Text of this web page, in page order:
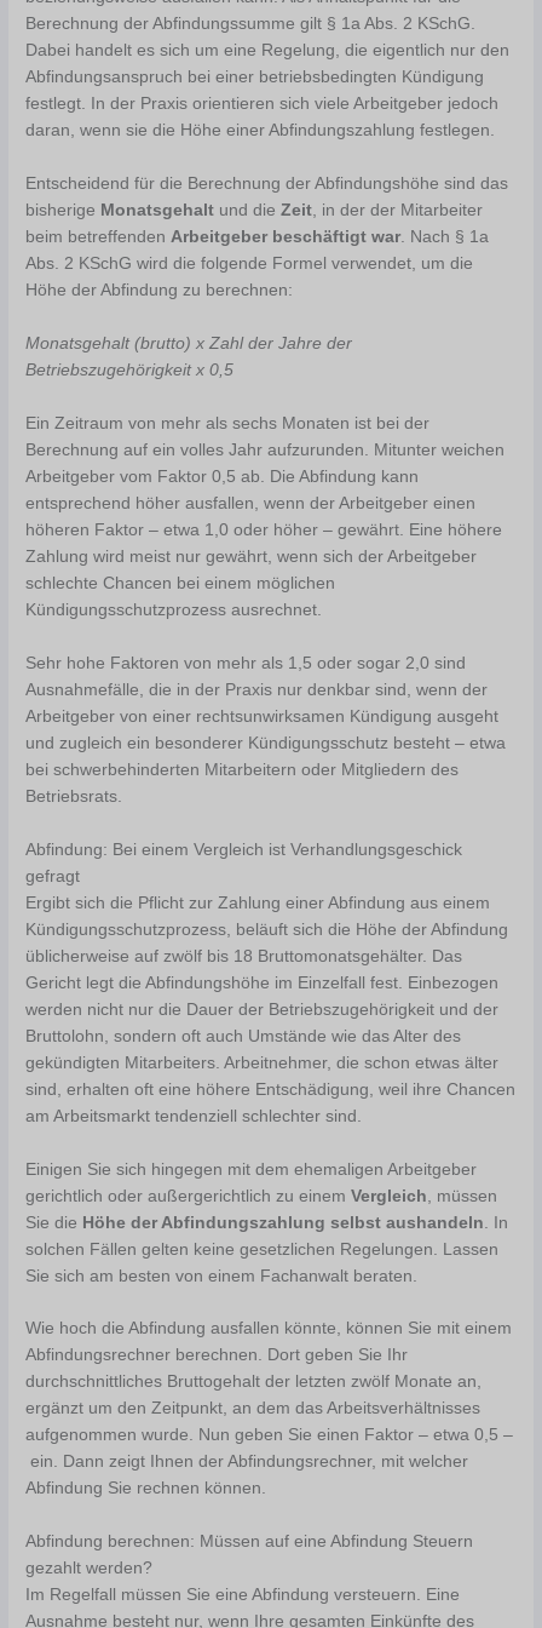
Berechnung der Abfindungssumme gilt § 1a Abs. 2 KSchG.
Dabei handelt es sich um eine Regelung, die eigentlich nur den
Abfindungsanspruch bei einer betriebsbedingten Kündigung
festlegt. In der Praxis orientieren sich viele Arbeitgeber jedoch
daran, wenn sie die Höhe einer Abfindungszahlung festlegen.
Entscheidend für die Berechnung der Abfindungshöhe sind das
bisherige Monatsgehalt und dieZeit, in der der Mitarbeiter
beim betreffendenArbeitgeber beschäftigt war. Nach § 1a
Abs. 2 KSchG wird die folgende Formel verwendet, um die
Höhe der Abfindung zu berechnen:
Monatsgehalt (brutto) x Zahl der Jahre der
Betriebszugehörigkeit x 0,5
Ein Zeitraum von mehr als sechs Monaten ist bei der
Berechnung auf ein volles Jahr aufzurunden. Mitunter weichen
Arbeitgeber vom Faktor 0,5 ab. Die Abfindung kann
entsprechend höher ausfallen, wenn der Arbeitgeber einen
höheren Faktor – etwa 1,0 oder höher – gewährt. Eine höhere
Zahlung wird meist nur gewährt, wenn sich der Arbeitgeber
schlechte Chancen bei einem möglichen
Kündigungsschutzprozess ausrechnet.
Sehr hohe Faktoren von mehr als 1,5 oder sogar 2,0 sind
Ausnahmefälle, die in der Praxis nur denkbar sind, wenn der
Arbeitgeber von einer rechtsunwirksamen Kündigung ausgeht
und zugleich ein besonderer Kündigungsschutz besteht – etwa
bei schwerbehinderten Mitarbeitern oder Mitgliedern des
Betriebsrats.
Abfindung: Bei einem Vergleich ist Verhandlungsgeschick
gefragt
Ergibt sich die Pflicht zur Zahlung einer Abfindung aus einem
Kündigungsschutzprozess, beläuft sich die Höhe der Abfindung
üblicherweise auf zwölf bis 18 Bruttomonatsgehälter. Das
Gericht legt die Abfindungshöhe im Einzelfall fest. Einbezogen
werden nicht nur die Dauer der Betriebszugehörigkeit und der
Bruttolohn, sondern oft auch Umstände wie das Alter des
gekündigten Mitarbeiters. Arbeitnehmer, die schon etwas älter
sind, erhalten oft eine höhere Entschädigung, weil ihre Chancen
am Arbeitsmarkt tendenziell schlechter sind.
Einigen Sie sich hingegen mit dem ehemaligen Arbeitgeber
gerichtlich oder außergerichtlich zu einemVergleich , müssen
Sie die Höhe der Abfindungszahlung selbst aushandeln . In
solchen Fällen gelten keine gesetzlichen Regelungen. Lassen
Sie sich am besten von einem Fachanwalt beraten.
Wie hoch die Abfindung ausfallen könnte, können Sie mit einem
Abfindungsrechner berechnen. Dort geben Sie Ihr
durchschnittliches Bruttogehalt der letzten zwölf Monate an,
ergänzt um den Zeitpunkt, an dem das Arbeitsverhältnisses
aufgenommen wurde. Nun geben Sie einen Faktor – etwa 0,5 –
ein. Dann zeigt Ihnen der Abfindungsrechner, mit welcher
Abfindung Sie rechnen können.
Abfindung berechnen: Müssen auf eine Abfindung Steuern
gezahlt werden?
Im Regelfall müssen Sie eine Abfindung versteuern. Eine
Ausnahme besteht nur, wenn Ihre gesamten Einkünfte des